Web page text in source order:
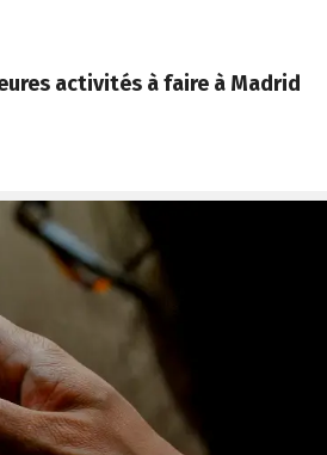
activités à faire à Madrid